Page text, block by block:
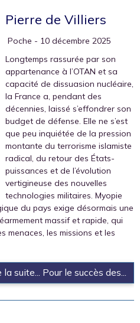
Pierre de Villiers
‎ Poche - 10 décembre 2025
Longtemps rassurée par son
appartenance à l’OTAN et sa
capacité de dissuasion nucléaire,
la France a, pendant des
décennies, laissé s’effondrer son
budget de défense. Elle ne s’est
que peu inquiétée de la pression
montante du terrorisme islamiste
radical, du retour des États-
puissances et de l’évolution
vertigineuse des nouvelles
technologies militaires. Myopie
du pays exige désormais une
massif et rapide, qui
menaces, les missions et les
la suite... Pour le succès des...